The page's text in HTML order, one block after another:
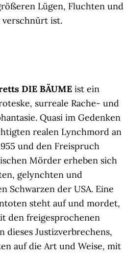
Lügen, Fluchten und
verschnürt ist.
DIE BÄUME ist ein
surreale Rache- und
Quasi im Gedenken
realen Lynchmord an
und den Freispruch
Mörder erheben sich
gelynchten und
Schwarzen der USA. Eine
steht auf und mordet,
den freigesprochenen
dieses Justizverbrechens,
auf die Art und Weise, mit